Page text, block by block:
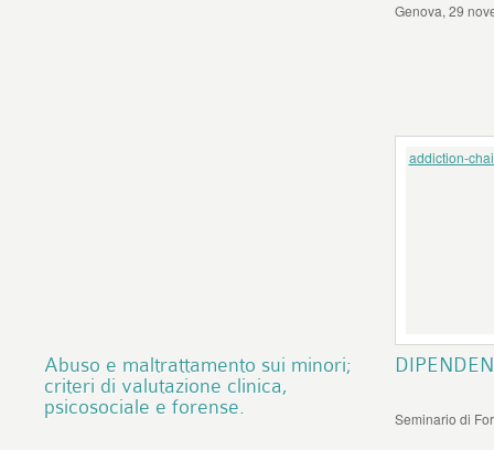
Genova, 29
Abuso e maltrattamento sui minori;
criteri di valutazione clinica,
psicosociale e forense.
addiction-
Seminario di